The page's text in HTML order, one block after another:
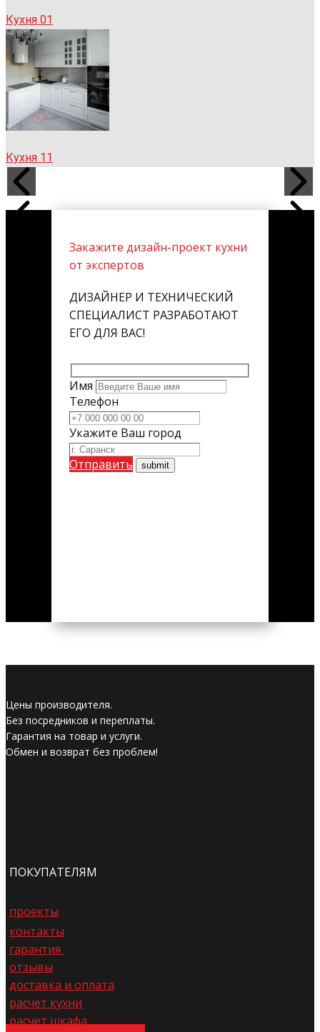
Кухня 01
Кухня 11
Закажите дизайн-проект кухни
от экспертов
ДИЗАЙНЕР И ТЕХНИЧЕСКИЙ
СПЕЦИАЛИСТ РАЗРАБОТАЮТ
ЕГО ДЛЯ ВАС!
Имя
Телефон
Укажите Ваш город
Отправить
Цены производителя.
Без посредников и переплаты.
Гарантия на товар и услуги.
Обмен и возврат без проблем!
ПОКУПАТЕЛЯМ
проекты
контакты
гарантия
отзывы
доставка и оплата
расчет кухни
расчет шкафа